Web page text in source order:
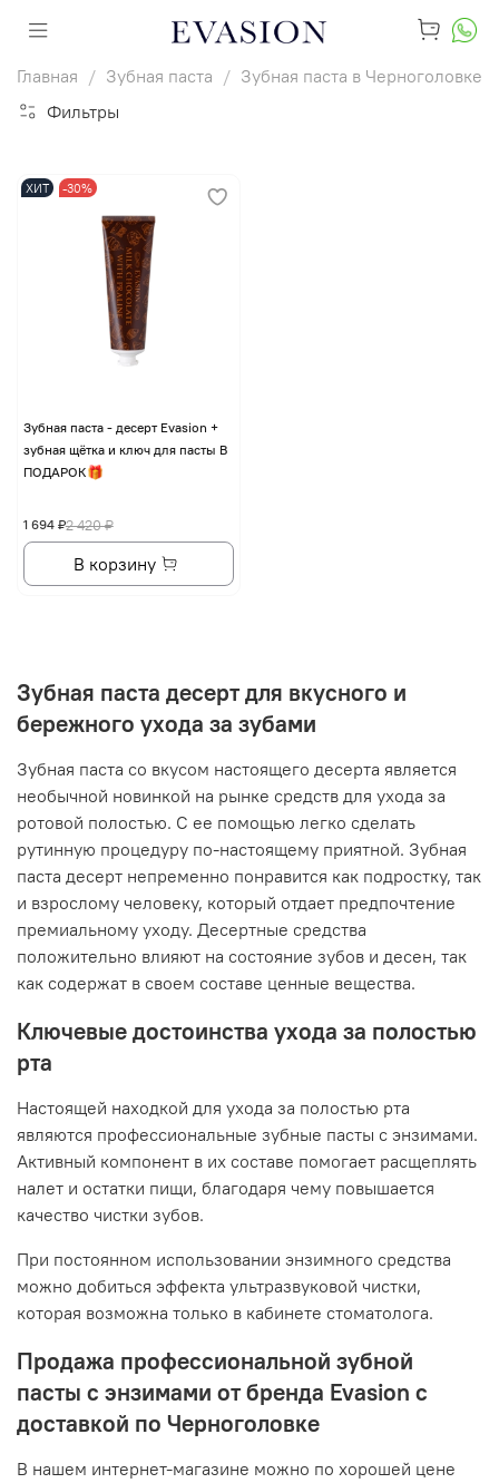
Главная Зубная паста
Зубная паста в Черноголовке
Фильтры
ХИТ -30%
Зубная паста - десерт Evasion +
зубная щётка и ключ для пасты В
ПОДАРОК🎁
2 420 ₽
1 694 ₽
В корзину
Зубная паста десерт для вкусного и
бережного ухода за зубами
Зубная паста со вкусом настоящего десерта является
необычной новинкой на рынке средств для ухода за
ротовой полостью. С ее помощью легко сделать
рутинную процедуру по-настоящему приятной. Зубная
паста десерт непременно понравится как подростку, так
и взрослому человеку, который отдает предпочтение
премиальному уходу. Десертные средства
положительно влияют на состояние зубов и десен, так
как содержат в своем составе ценные вещества.
Ключевые достоинства ухода за полостью
рта
Настоящей находкой для ухода за полостью рта
являются профессиональные зубные пасты с энзимами.
Активный компонент в их составе помогает расщеплять
налет и остатки пищи, благодаря чему повышается
качество чистки зубов.
При постоянном использовании энзимного средства
можно добиться эффекта ультразвуковой чистки,
которая возможна только в кабинете стоматолога.
Продажа профессиональной зубной
пасты с энзимами от бренда Evasion с
доставкой по Черноголовке
В нашем интернет-магазине можно по хорошей цене